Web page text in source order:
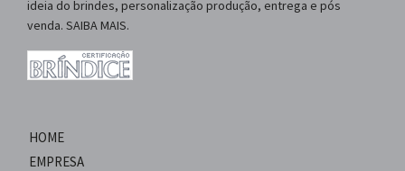
ideia do brindes, personalização produção, entrega e pós
venda. SAIBA MAIS.
HOME
EMPRESA